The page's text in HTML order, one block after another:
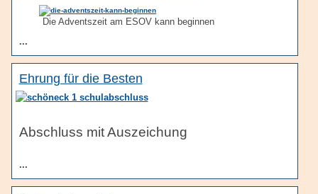
Die Adventszeit am ESOV kann beginnen
...
Ehrung für die Besten
Abschluss mit Auszeichung
...